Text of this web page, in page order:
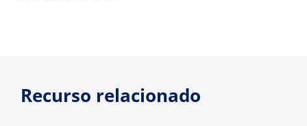
Recurso relacionado